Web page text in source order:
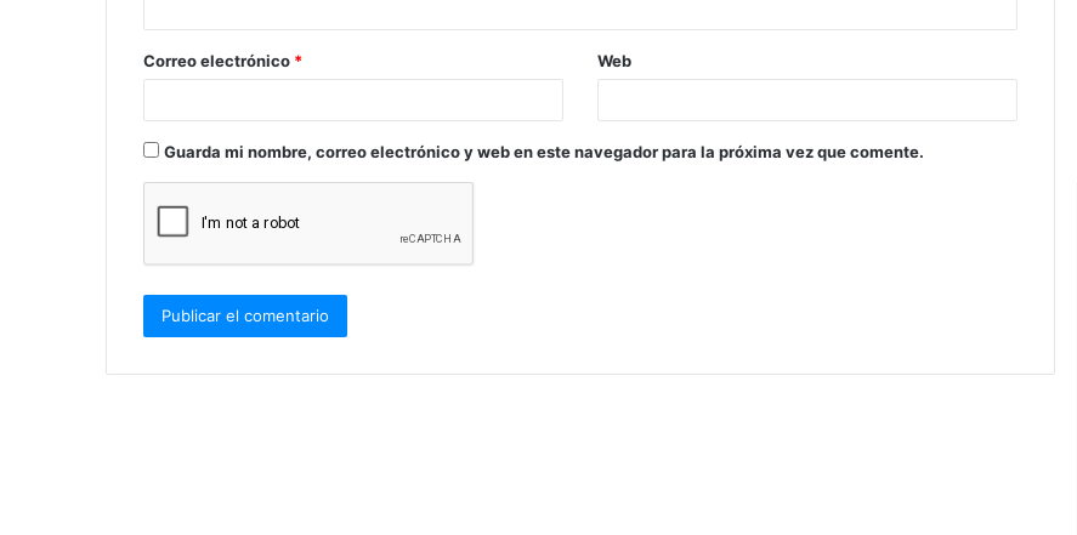
*
Correo electrónico * Web
Guarda mi nombre, correo electrónico y web en este navegador para la próxima vez que comente.